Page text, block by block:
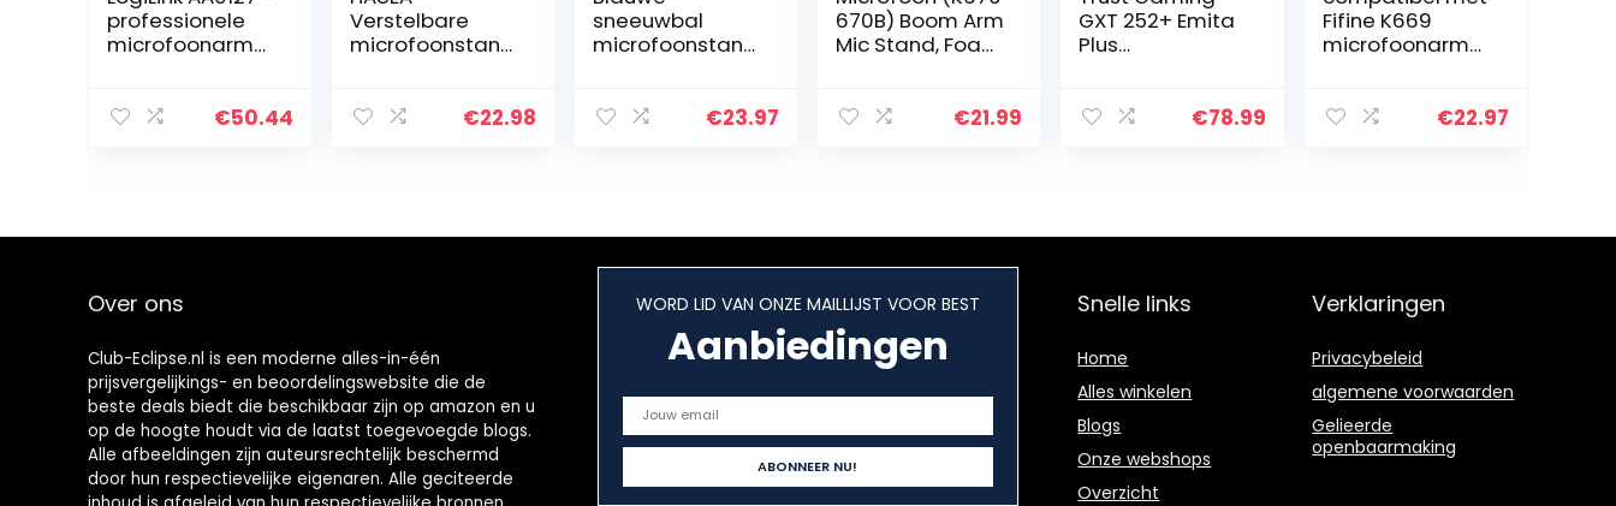
professionele
microfoonarm
game
flexibele
€50.44
Verstelbare
microfoonstand
met clip en
compatibel met
€22.98
sneeuwbal
microfoonstand
microfoonopha
hoes
compatibel…
€23.97
670B) Boom Arm
Mic Stand, Foam
Compatibel met
€21.99
GXT 252+ Emita
Plus
Microfoon, (met
Podcasten,
€78.99
Fifine K669
microfoonarm
g en flexibel€22.97
Over ons
Club-Eclipse.nl is een moderne alles-in-één
prijsvergelijkings- en beoordelingswebsite die de
beste deals biedt die beschikbaar zijn op amazon en u
op de hoogte houdt via de laatst toegevoegde blogs.
Alle afbeeldingen zijn auteursrechtelijk beschermd
door hun respectievelijke eigenaren. Alle geciteerde
WORD LID VAN ONZE MAILLIJST VOOR BEST
Aanbiedingen
Snelle links
Home
Alles winkelen
Blogs
Onze webshops
Overzicht
Verklaringen
Privacybeleid
algemene voorwaarden
Gelieerde
openbaarmaking